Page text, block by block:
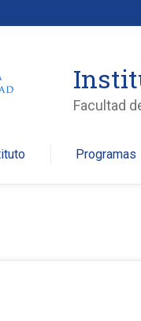
Facultad
Programas